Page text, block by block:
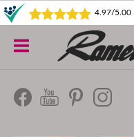
5€ SICHERN!
Kategorien